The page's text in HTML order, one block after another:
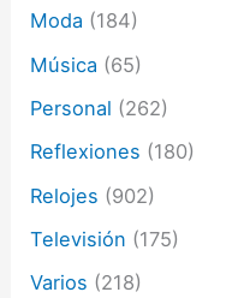
Moda (184)
Música (65)
Personal (262)
Reflexiones (180)
Relojes (902)
Televisión (175)
Varios (218)